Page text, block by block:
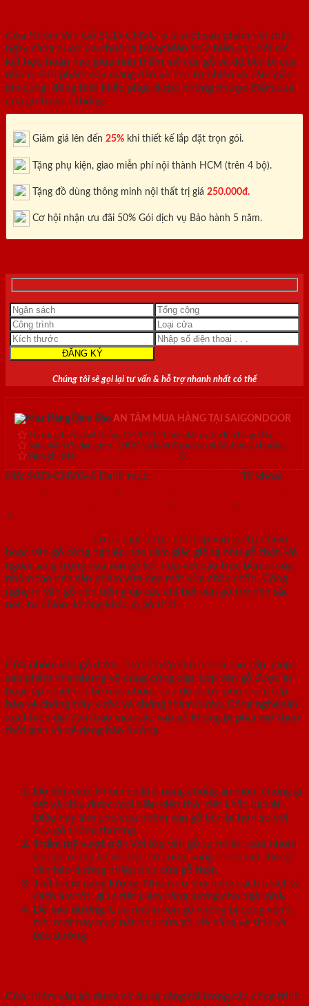
Cửa Nhôm Vân Gỗ SGD-CNVG-5 là một sản phẩm nội thất
ngày càng được ưa chuộng trong kiến trúc hiện đại, bởi sự
kết hợp hoàn hảo giữa tính thẩm mỹ của gỗ và độ bền bỉ của
nhôm. Sản phẩm này mang đến vẻ đẹp tự nhiên và cảm giác
ấm cúng, đồng thời khắc phục được những nhược điểm của
cửa gỗ truyền thống.
Giảm giá lên đến 25% khi thiết kế lắp đặt trọn gói.
Tặng phụ kiện, giao miễn phí nội thành HCM (trên 4 bộ).
Tặng đồ dùng thông minh nội thất trị giá 250.000đ.
Cơ hội nhận ưu đãi 50% Gói dịch vụ Bảo hành 5 năm.
Chúng tôi sẽ gọi lại tư vấn & hỗ trợ nhanh nhất có thể
AN TÂM MUA HÀNG TẠI SAIGONDOOR
Thương hiệu danh tiếng từ 2010 - Luôn đặt uy tín lên hàng đầu.
Sản phẩm đa dạng mới 100% và luôn được cập nhật theo xu hướng.
Xem chi tiết:
&
Mã: SGD-CNVG-5 Danh mục: Từ khóa:
, , ,
,
, , ,
có bề mặt được phủ lớp vân gỗ tự nhiên
hoặc vân gỗ công nghiệp, tạo cảm giác giống như gỗ thật. Vẻ
ngoài sang trọng của vân gỗ kết hợp với cấu trúc bền bỉ của
nhôm tạo nên sản phẩm vừa đẹp mắt vừa chắc chắn. Công
nghệ in vân gỗ tiên tiến giúp các chi tiết vân gỗ trở nên sắc
nét, tự nhiên, không khác gì gỗ thật.
Cửa nhôm vân gỗ được làm từ hợp kim nhôm cao cấp, giúp
sản phẩm nhẹ nhưng vô cùng cứng cáp. Lớp vân gỗ được in
hoặc ép nhiệt lên bề mặt nhôm, sau đó được phủ thêm lớp
bảo vệ chống trầy xước và chống thấm nước. Công nghệ sản
xuất hiện đại đảm bảo màu sắc vân gỗ không bị phai mờ theo
thời gian và dễ dàng bảo dưỡng.
Độ bền cao: Nhôm có khả năng chống ăn mòn, chống gỉ
sét và chịu được mọi điều kiện thời tiết khắc nghiệt.
Điều này làm cho cửa nhôm vân gỗ bền bỉ hơn so với
cửa gỗ thông thường.
Thẩm mỹ vượt trội: Với lớp vân gỗ tự nhiên, cửa nhôm
vân gỗ mang lại vẻ đẹp ấm cúng, sang trọng mà không
cần bảo dưỡng nhiều như cửa gỗ thật.
Tiết kiệm năng lượng: Nhôm có khả năng cách nhiệt và
cách âm tốt, giúp tiết kiệm năng lượng cho ngôi nhà.
Dễ bảo dưỡng: Cửa nhôm vân gỗ không bị cong vênh,
mối mọt hay mục nát như cửa gỗ, dễ dàng vệ sinh và
bảo dưỡng.
Cửa nhôm vân gỗ được sử dụng rộng rãi trong các công trình